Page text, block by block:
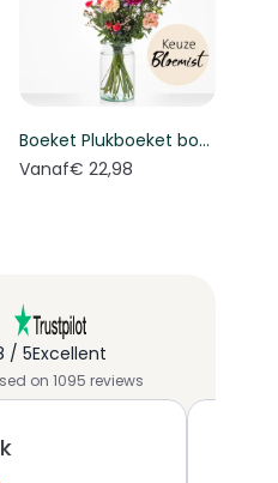
Boeket Plukboeket bont - Keuze bloemist
Vanaf€ 22,98
/ 5Excellent
on 1095 reviews